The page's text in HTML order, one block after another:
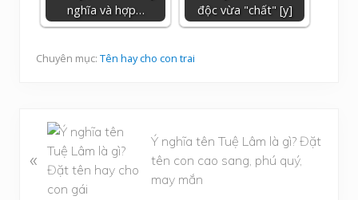
nghĩa và hợp…
độc vừa "chất" [y]
Chuyên mục: Tên hay cho con trai
i
«
Ý nghĩa tên Tuệ Lâm là gì? Đặt
tên con cao sang, phú quý,
may mắn